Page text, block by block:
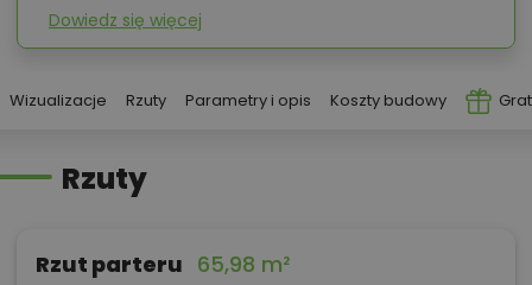
Dowiedz się więcej
Wizualizacje Rzuty Parametry i opis Koszty budowy
Rzuty
Rzut parteru 65,98 m²